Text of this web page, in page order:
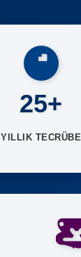
25+
YILLIK TECRÜBE